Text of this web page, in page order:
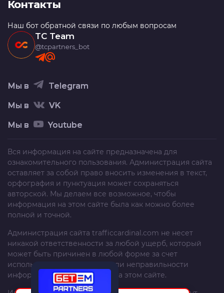
Контакты
Наш бот обратной связи по любым вопросам
TC Team
@tcpartners_bot
Мы в Telegram
Мы в VK
Мы в Youtube
Вся информация на сайте предназначена для
ознакомительного пользования. Администрация сайта
оставляет за собой право вносить изменения в текст,
орфография и пунктуация может сохраняться
авторской. Мы делаем все возможное, чтобы
информация на этом сайте была как можно более
полной и точной.
Администрация сайта trafficcardinal.com не несет
никакой ответственности за любой ущерб, который
может быть причинен в любой форме за счет
использования, неполноты или неправильности
информации, размещенной на этом сайте.